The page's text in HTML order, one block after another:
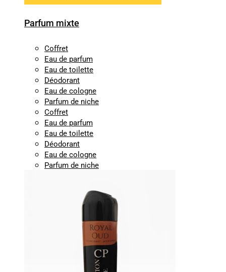
Parfum mixte
Coffret
Eau de parfum
Eau de toilette
Déodorant
Eau de cologne
Parfum de niche
Coffret
Eau de parfum
Eau de toilette
Déodorant
Eau de cologne
Parfum de niche